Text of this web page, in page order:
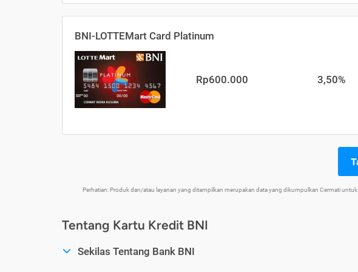
BNI-LOTTEMart Card Platinum
Rp600.000 3,50%
Perhatian: Produk dan/atau layanan yang ditampilkan merupakan data yang dikumpulkan Cermati
Tentang Kartu Kredit BNI
Sekilas Tentang Bank BNI